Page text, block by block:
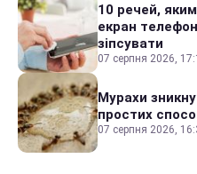
10 речей,
екран
зіпсувати
07 серпня 2026,
Мурахи
простих
07 серпня 2026,